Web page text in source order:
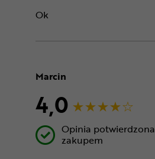
Ok
Marcin
4,0
Opinia potwierdzona
zakupem